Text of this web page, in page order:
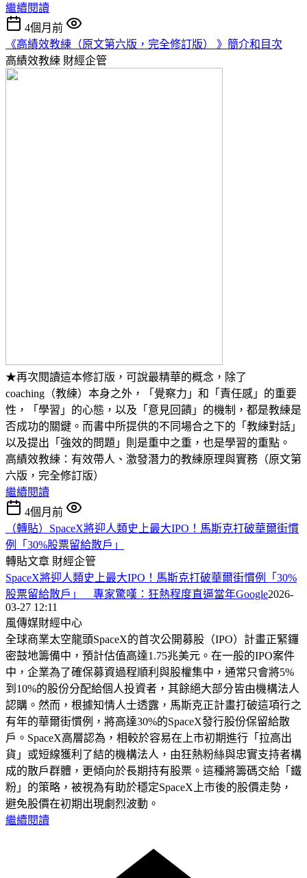
繼續閱讀
4個月前
《高績效教練（原文第六版，完全修訂版） 》簡介和目次
高績效教練 財經企管
★再次閱讀這本修訂版，可說最精華的概念，除了
coaching（教練）本身之外，「覺察力」和「責任感」的重要
性，「學習」的心態，以及「意見回饋」的機制，都是教練是
否成功的關鍵。而書中所提供的不同場合之下的「教練對話」
以及提出「強效的問題」則是重中之重，也是學習的重點。
高績效教練：有效帶人、激發潛力的教練原理與實務（原文第
六版，完全修訂版）
繼續閱讀
4個月前
（轉貼）SpaceX將迎人類史上最大IPO！馬斯克打破華爾街慣
例「30%股票留給散戶」
轉貼文章 財經企管
SpaceX將迎人類史上最大IPO！馬斯克打破華爾街慣例「30%
股票留給散戶」 專家驚嘆：狂熱程度直逼當年Google2026-
03-27 12:11
風傳媒財經中心
全球商業太空龍頭SpaceX的首次公開募股（IPO）計畫正緊鑼
密鼓地籌備中，預計估值高達1.75兆美元。在一般的IPO案件
中，企業為了確保募資過程順利與股權集中，通常只會將5%
到10%的股份分配給個人投資者，其餘絕大部分皆由機構法人
認購。然而，根據知情人士透露，馬斯克正計畫打破這項行之
有年的華爾街慣例，將高達30%的SpaceX發行股份保留給散
戶。SpaceX高層認為，相較於容易在上市初期進行「拉高出
貨」或短線獲利了結的機構法人，由狂熱粉絲與忠實支持者構
成的散戶群體，更傾向於長期持有股票。這種將籌碼交給「鐵
粉」的策略，被視為有助於穩定SpaceX上市後的股價走勢，
避免股價在初期出現劇烈波動。
繼續閱讀